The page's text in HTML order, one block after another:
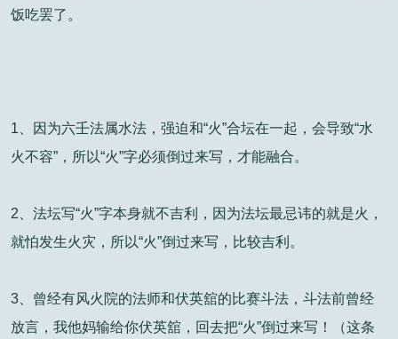
饭吃罢了。
1、因为六壬法属水法，强迫和“火”合坛在一起，会导致“水
火不容”，所以“火”字必须倒过来写，才能融合。
2、法坛写“火”字本身就不吉利，因为法坛最忌讳的就是火，
就怕发生火灾，所以“火”倒过来写，比较吉利。
3、曾经有风火院的法师和伏英舘的比赛斗法，斗法前曾经
放言，我他妈输给你伏英舘，回去把“火”倒过来写！（这条